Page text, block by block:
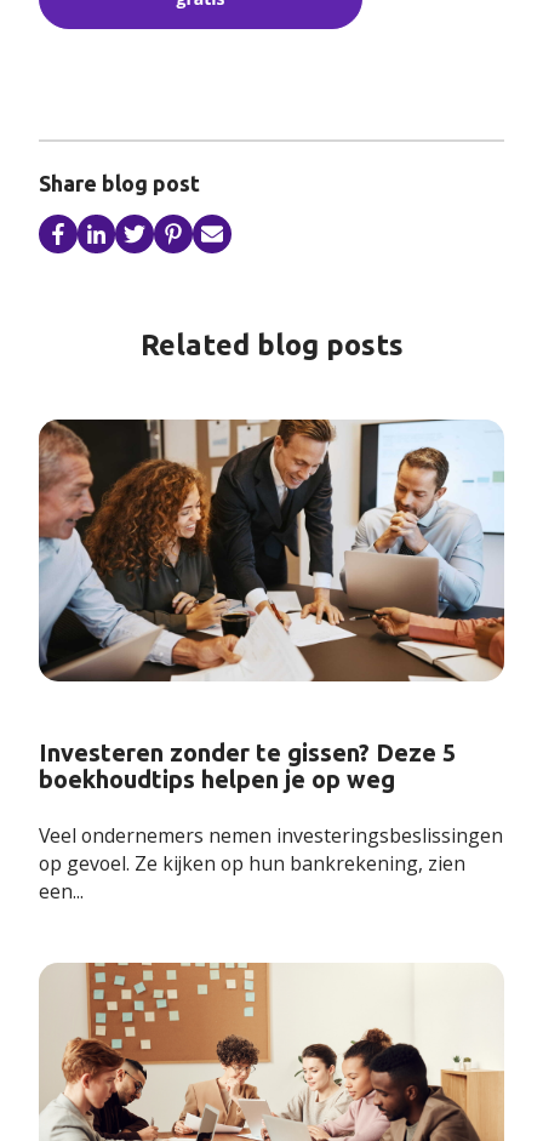
Share blog post
Related blog posts
Investeren zonder te gissen? Deze 5
boekhoudtips helpen je op weg
Veel ondernemers nemen investeringsbeslissingen
op gevoel. Ze kijken op hun bankrekening, zien
een...